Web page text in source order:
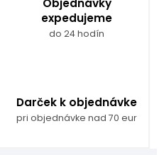
Objednávky
expedujeme
do 24 hodín
Darček k objednávke
pri objednávke nad 70 eur